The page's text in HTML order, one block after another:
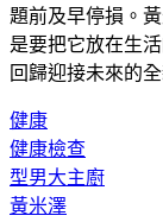
題前及早停損。
是要把它放在生
回歸迎接未來的
健康
健康檢查
型男大主廚
黃米澤